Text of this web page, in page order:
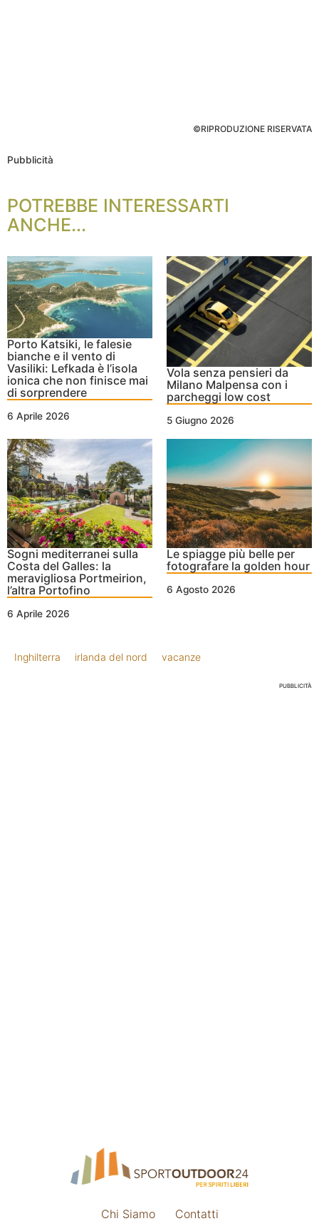
©RIPRODUZIONE RISERVATA
Pubblicità
POTREBBE INTERESSARTI
ANCHE...
Porto Katsiki, le falesie
bianche e il vento di
Vasiliki: Lefkada è l’isola
ionica che non finisce mai
di sorprendere
6 Aprile 2026
Vola senza pensieri da
Milano Malpensa con i
parcheggi low cost
5 Giugno 2026
Sogni mediterranei sulla
Costa del Galles: la
meravigliosa Portmeirion,
l’altra Portofino
6 Aprile 2026
Le spiagge più belle per
fotografare la golden hour
6 Agosto 2026
Inghilterra irlanda del nord vacanze
PUBBLICITÀ
Chi Siamo Contatti